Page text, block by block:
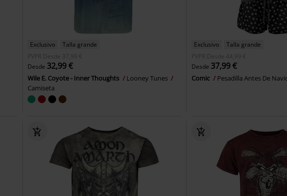
Exclusivo
Talla grande
PVPR
Desde 37,99 €
Desde 32,99 €
Wile E. Coyote - Inner Thoughts
Looney Tunes
Camiseta
Exclusivo
Talla grande
PVPR
Desde 44,99 €
Desde 37,99 €
Comic Pesadilla Antes De